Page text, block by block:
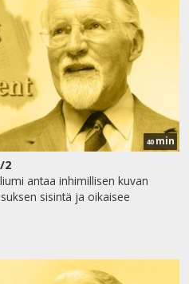
40 min
2
antaa inhimillisen kuvan
sisintä ja oikaisee